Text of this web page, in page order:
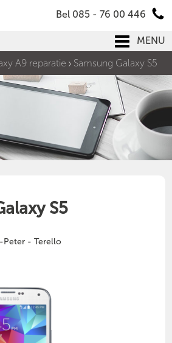
Bel 085 - 76 00 446
MENU
A9 reparatie Samsung Galaxy S5
S5
Peter - Terello